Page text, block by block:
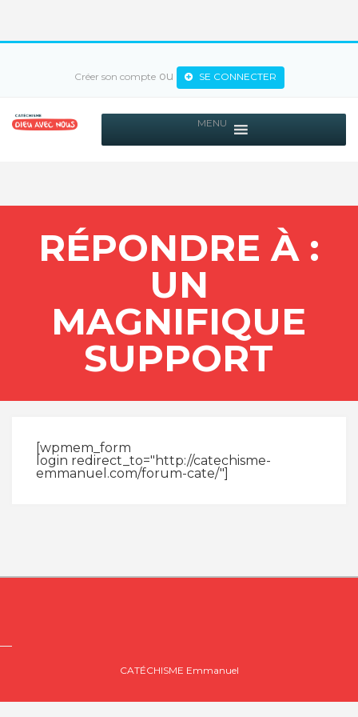
Créer son compte ou SE CONNECTER
MENU
RÉPONDRE À :
UN
MAGNIFIQUE
SUPPORT
[wpmem_form
login redirect_to="http://catechisme-
emmanuel.com/forum-cate/"]
CATÉCHISME Emmanuel